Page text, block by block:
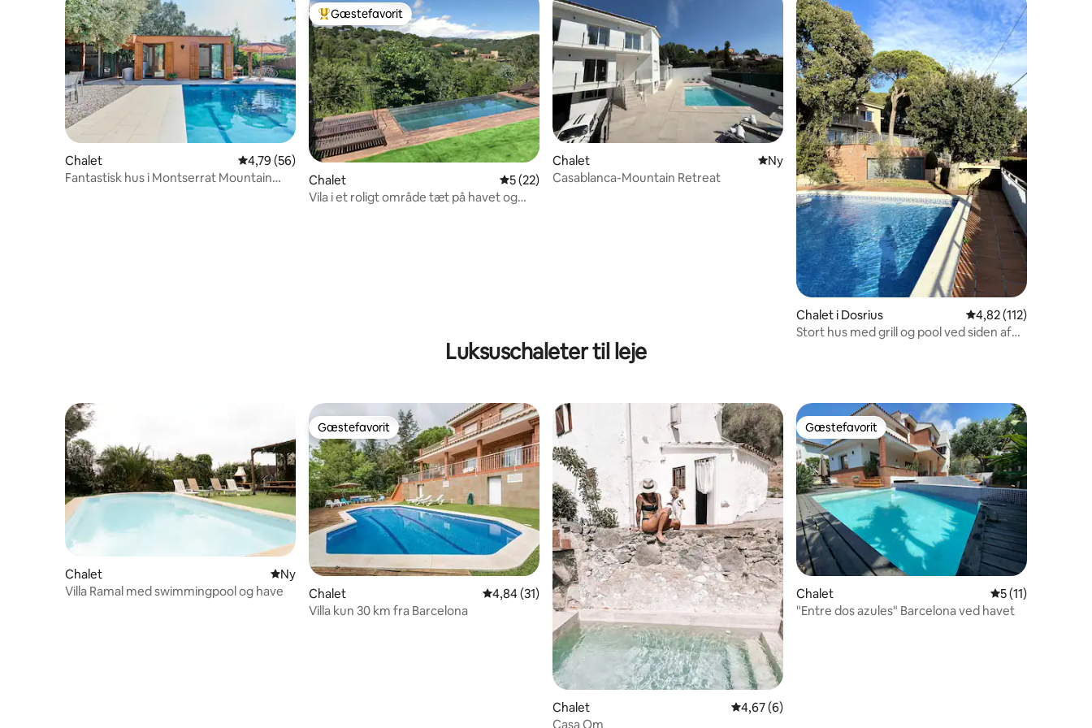
Chalet 4,79 ud af 5 i gennemsnitlig bedømmelse, 56 omtaler
4,79 (56)
Fantastisk hus i Montserrat Mountain
Bedste gæstefavorit
Gæstefavorit
Chalet 5 ud af 5 i gennemsnitlig bedømmelse, 22 omtaler
5 (22)
Vila i et roligt område tæt på havet og
Chalet Nyt overnatningssted
Ny
Casablanca-Mountain Retreat
Chalet i Dosrius 4,82 ud af 5 i
4,82 (112)
Stort hus med grill og pool ved siden af
Luksuschaleter til leje
Chalet Nyt overnatningssted
Ny
Villa Ramal med swimmingpool og have
Gæstefavorit
Gæstefavorit
Chalet 4,84 ud af 5 i gennemsnitlig bedømmelse, 31 omtaler
4,84 (31)
Villa kun 30 km fra Barcelona
Chalet 4,67 ud af 5 i gennemsnitlig bedømmelse, 6 omtaler
4,67 (6)
Casa Om
Gæstefavorit
Gæstefavorit
Chalet 5 ud af 5 i
5 (11)
"Entre dos azules" Barcelona ved havet